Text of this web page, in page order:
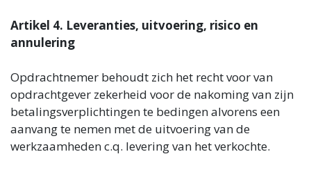
Artikel 4. Leveranties, uitvoering, risico en
annulering
Opdrachtnemer behoudt zich het recht voor van
opdrachtgever zekerheid voor de nakoming van zijn
betalingsverplichtingen te bedingen alvorens een
aanvang te nemen met de uitvoering van de
werkzaamheden c.q. levering van het verkochte.